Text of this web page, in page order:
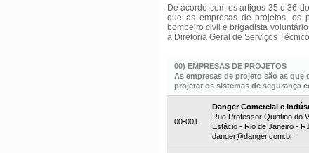
De acordo com os artigos 35 e 36
que as empresas de projetos, os
bombeiro civil e brigadista
à Diretoria Geral de Serviços
00) EMPRESAS DE PROJETOS
As empresas de projeto são as
projetar os sistemas de segurança
00-001
Danger Comercial e
Rua Professor Quintino do
Estácio - Rio de Janeiro -
danger@danger.com.br